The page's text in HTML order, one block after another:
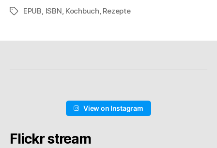
Schlagwörter
EPUB ISBN Kochbuch Rezepte
View on Instagram
Flickr stream